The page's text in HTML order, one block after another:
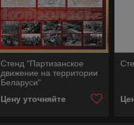
Стенд "Партизанское
движение на территории
Беларуси"
Цену уточняйте